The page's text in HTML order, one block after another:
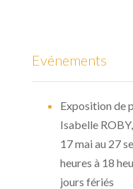
Evénements
Exposition de
Isabelle
17 mai au 27
heures à 18
jours fériés